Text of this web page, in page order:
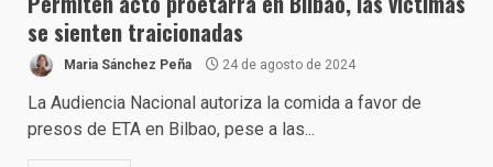
se sienten traicionadas
Maria Sánchez Peña 24 de agosto de 2024
La Audiencia Nacional autoriza la comida a favor de
presos de ETA en Bilbao, pese a las...